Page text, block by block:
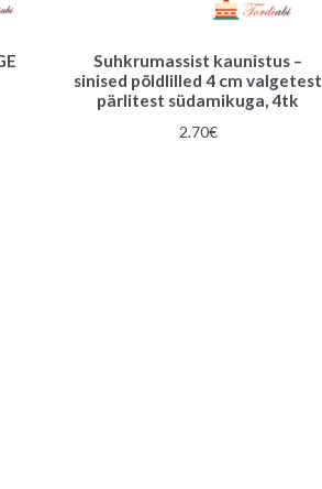
Suhkrumassist kaunistus –
sinised põldlilled 4 cm valgetest
pärlitest südamikuga, 4tk
2.70€